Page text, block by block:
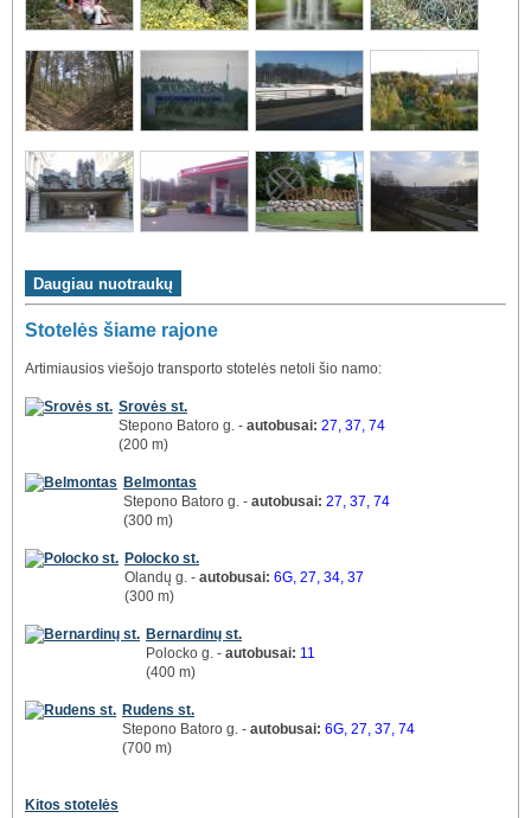
Stotelės šiame rajone
Artimiausios viešojo transporto stotelės netoli šio namo:
Srovės st.
Stepono Batoro g. - autobusai: 27, 37, 74
(200 m)
Belmontas
Stepono Batoro g. - autobusai: 27, 37, 74
(300 m)
Polocko st.
Olandų g. - autobusai: 6G, 27, 34, 37
(300 m)
Bernardinų st.
Polocko g. - autobusai: 11
(400 m)
Rudens st.
Stepono Batoro g. - autobusai: 6G, 27, 37, 74
(700 m)
Kitos stotelės